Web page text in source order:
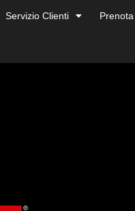
Servizio Clienti